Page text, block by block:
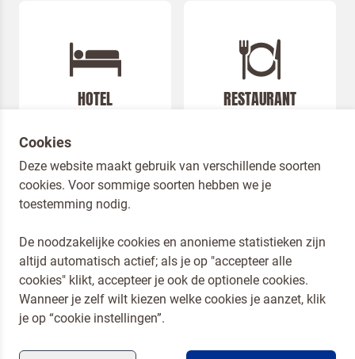
HOTEL RESTAURANT
Dr. Oetker Nederland
Koopmans Professioneel
Privacy en Cookies
Cookies
Deze website maakt gebruik van verschillende soorten
cookies. Voor sommige soorten hebben we je
toestemming nodig.
De noodzakelijke cookies en anonieme statistieken zijn
altijd automatisch actief; als je op "accepteer alle
cookies" klikt, accepteer je ook de optionele cookies.
Wanneer je zelf wilt kiezen welke cookies je aanzet, klik
je op “cookie instellingen”.